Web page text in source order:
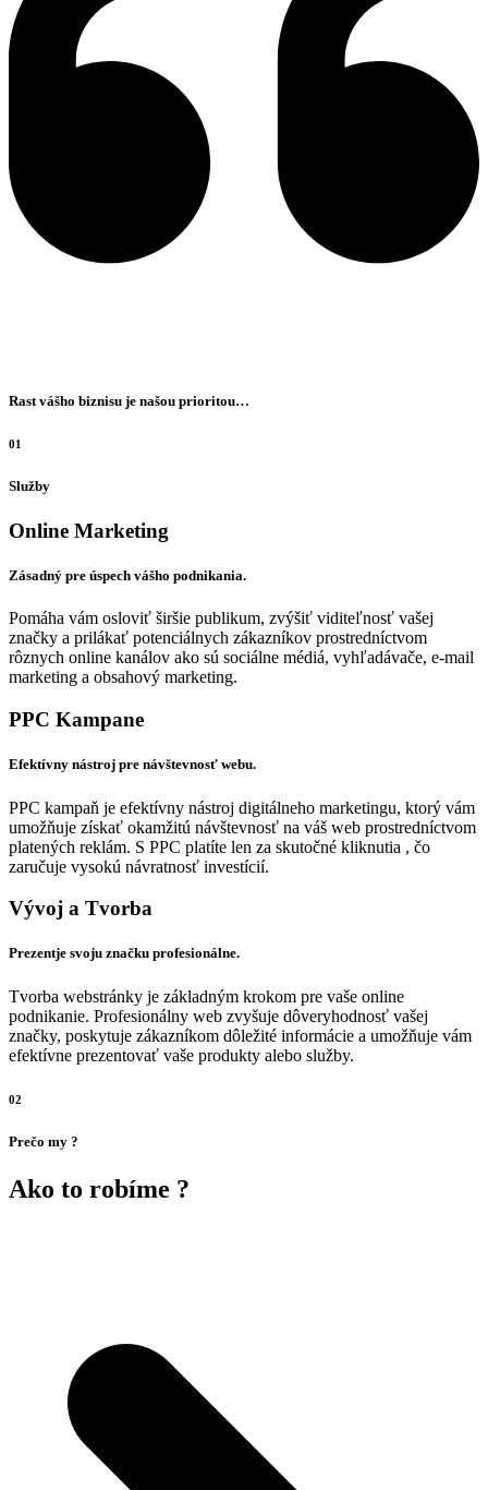
Rast vášho biznisu je našou prioritou…
01
Služby
Online Marketing
Zásadný pre úspech vášho podnikania.
Pomáha vám osloviť širšie publikum, zvýšiť viditeľnosť vašej
značky a prilákať potenciálnych zákazníkov prostredníctvom
rôznych online kanálov ako sú sociálne médiá, vyhľadávače, e-mail
marketing a obsahový marketing.
PPC Kampane
Efektívny nástroj pre návštevnosť webu.
PPC kampaň je efektívny nástroj digitálneho marketingu, ktorý vám
umožňuje získať okamžitú návštevnosť na váš web prostredníctvom
platených reklám. S PPC platíte len za skutočné kliknutia , čo
zaručuje vysokú návratnosť investícií.
Vývoj a Tvorba
Prezentje svoju značku profesionálne.
Tvorba webstránky je základným krokom pre vaše online
podnikanie. Profesionálny web zvyšuje dôveryhodnosť vašej
značky, poskytuje zákazníkom dôležité informácie a umožňuje vám
efektívne prezentovať vaše produkty alebo služby.
02
Prečo my ?
Ako to robíme ?